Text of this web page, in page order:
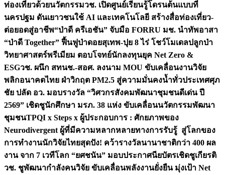
ท่องเที่ยวด้วยนวัตกรรมวช. เปิดศูนย์เรียนรู้โดรนต้นแบบที่
นครปฐม ดันเยาวชนใช้ AI และเทคโนโลยี สร้างสื่อท่องเที่ยว-
ต่อยอดสู่อาชีพ“ป่าดี ครีเอชัน” จับมือ FORRU มช. นำทัพอาสา
“ป่าดี Together” ฟื้นฟูป่าดอยสุเทพ-ปุย 8 ไร่ โชว์โมเดลปลูกป่า
วิทยาศาสตร์พรีเมียม ตอบโจทย์นักลงทุนยุค Net Zero &
ESGวช. ผนึก สทนช.-สอศ. ลงนาม MOU ขับเคลื่อนงานวิจัย
พลิกอนาคตไทย ฝ่าวิกฤต PM2.5 สู่ความมั่นคงน้ำทั่วประเทศศุภ
ชัย ปลัด อว. มอบรางวัล “วิศวกรสังคมพัฒนาชุมชนดีเด่น ปี
2569” เชิดชูนักศึกษา มรภ. 38 แห่ง ขับเคลื่อนนวัตกรรมพัฒนา
ชุมชนTPQI x Steps x ผู้ประกอบการ : ศักยภาพของ
Neurodivergent ผู้ที่มีความหลากหลายทางการรับรู้ สู่โลกของ
การทำงานนักวิจัยไทยสุดปัง! คว้ารางวัลนานาชาติกว่า 400 ผล
งาน จาก 7 เวทีโลก “ยศชนัน” มอบประกาศนียบัตรเชิดชูเกียรติ
วช. ชูพัฒนากำลังคนวิจัย ขับเคลื่อนพลังงานยั่งยืน มุ่งเป้า Net